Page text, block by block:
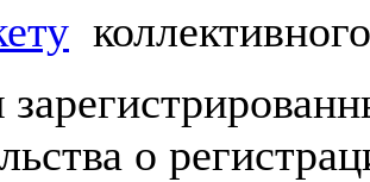
о